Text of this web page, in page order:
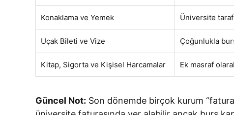
Konaklama ve Yemek Üniversite
Uçak Bileti ve Vize Çoğunlukla
Kitap, Sigorta ve Kişisel Harcamalar Ek masraf
Güncel Not: Son dönemde birçok kurum